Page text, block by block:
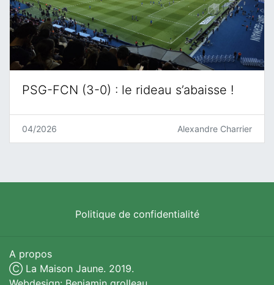
PSG-FCN (3-0) : le rideau s’abaisse !
04/2026 Alexandre Charrier
Politique de confidentialité
A propos
Ⓒ La Maison Jaune. 2019.